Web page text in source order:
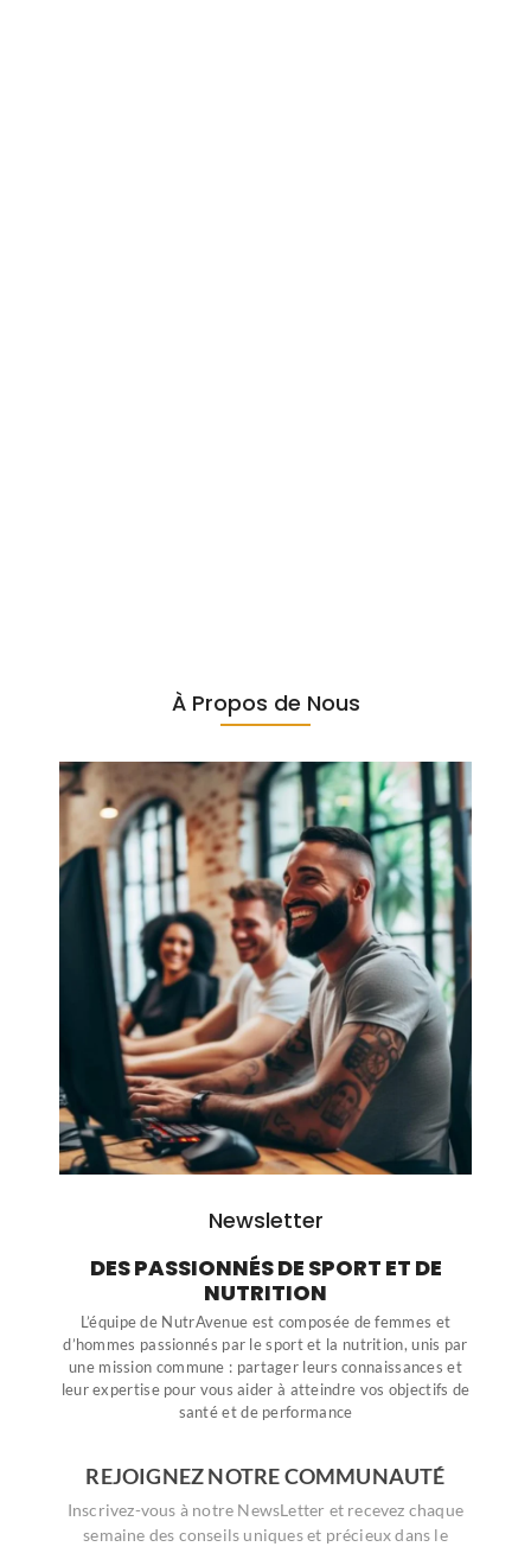
À Propos de Nous
Newsletter
DES PASSIONNÉS DE SPORT ET DE
NUTRITION
L’équipe de NutrAvenue est composée de femmes et
d’hommes passionnés par le sport et la nutrition, unis par
une mission commune : partager leurs connaissances et
leur expertise pour vous aider à atteindre vos objectifs de
santé et de performance
REJOIGNEZ NOTRE COMMUNAUTÉ
Inscrivez-vous à notre NewsLetter et recevez chaque
semaine des conseils uniques et précieux dans le